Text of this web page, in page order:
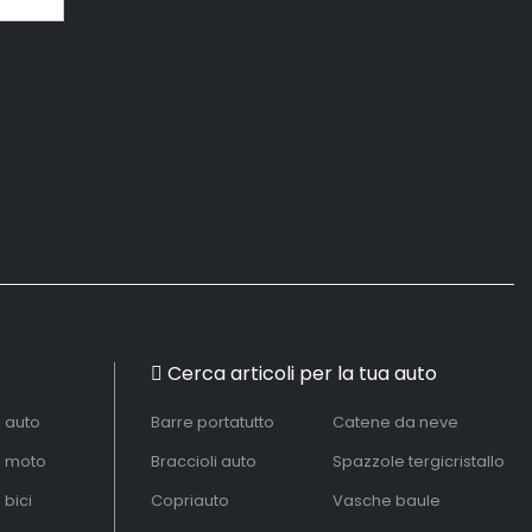
auto
moto
bici
Cerca articoli per la tua auto
Barre portatutto
Braccioli auto
Copriauto
Catene da neve
Spazzole tergicristallo
Vasche baule